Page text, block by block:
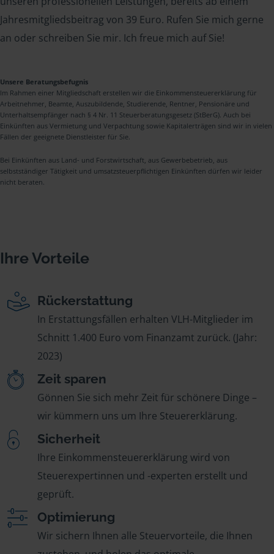
Jahresmitgliedsbeitrag von 39 Euro. Rufen Sie mich gerne
an oder schreiben Sie mir. Ich freue mich auf Sie!
Unsere Beratungsbefugnis
Im Rahmen einer Mitgliedschaft erstellen wir die Einkommensteuererklärung für
Arbeitnehmer, Beamte, Auszubildende, Studierende, Rentner, Pensionäre und
Unterhaltsempfänger nach § 4 Nr. 11 Steuerberatungsgesetz (StBerG). Auch bei
Einkünften aus Vermietung und Verpachtung sowie Kapitalerträgen sind wir in vielen
Fällen der geeignete Dienstleister für Sie.
Bei Einkünften aus Land- und Forstwirtschaft, aus Gewerbebetrieb, aus
selbstständiger Tätigkeit und umsatzsteuerpflichtigen Einkünften dürfen wir leider
nicht beraten.
Ihre Vorteile
Rückerstattung
In Erstattungsfällen erhalten VLH-Mitglieder im
Schnitt 1.400 Euro vom Finanzamt zurück. (Jahr:
2023)
Zeit sparen
Gönnen Sie sich mehr Zeit für schönere Dinge –
wir kümmern uns um Ihre Steuererklärung.
Sicherheit
Ihre Einkommensteuererklärung wird von
Steuerexpertinnen und -experten erstellt und
geprüft.
Optimierung
Wir sichern Ihnen alle Steuervorteile, die Ihnen